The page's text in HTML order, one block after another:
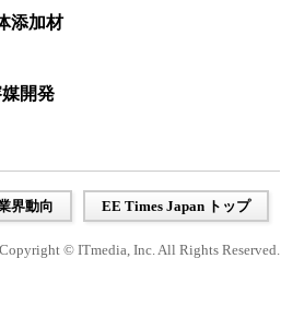
添加材
開発
界動向 EE Times Japan トップ
Copyright © ITmedia, Inc. All Rights Reserved.